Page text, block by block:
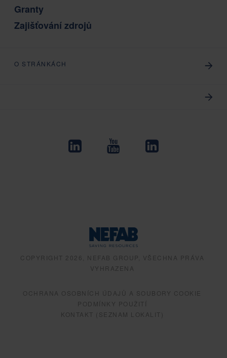
Granty
Zajišťování zdrojů
O STRÁNKÁCH
COPYRIGHT 2026, NEFAB GROUP, VŠECHNA PRÁVA
VYHRAZENA
OCHRANA OSOBNÍCH ÚDAJŮ A SOUBORY COOKIE
PODMÍNKY POUŽITÍ
KONTAKT (SEZNAM LOKALIT)